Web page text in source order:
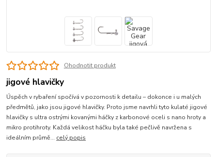
Ohodnotit produkt
jigové hlavičky
Úspěch v rybaření spočívá v pozornosti k detailu – dokonce i u malých
předmětů, jako jsou jigové hlavičky. Proto jsme navrhli tyto kulaté jigové
hlavičky s ultra ostrými kovanými háčky z karbonové oceli s nano hroty a
mikro protihroty. Každá velikost háčku byla také pečlivě navržena s
ideálním průmě... celý popis